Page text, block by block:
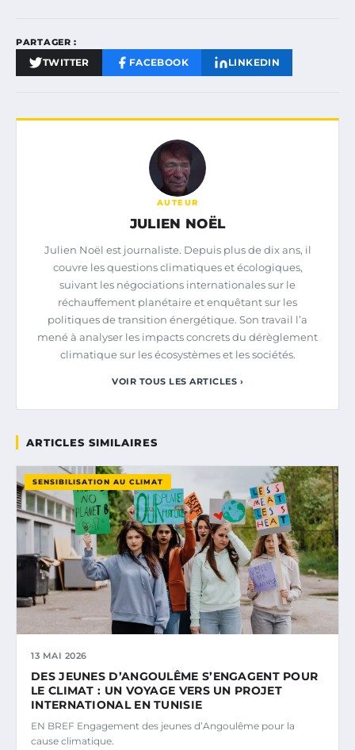
PARTAGER :
TWITTER FACEBOOK LINKEDIN
AUTEUR
JULIEN NOËL
Julien Noël est journaliste. Depuis plus de dix ans, il
couvre les questions climatiques et écologiques,
suivant les négociations internationales sur le
réchauffement planétaire et enquêtant sur les
politiques de transition énergétique. Son travail l’a
mené à analyser les impacts concrets du dérèglement
climatique sur les écosystèmes et les sociétés.
VOIR TOUS LES ARTICLES ›
ARTICLES SIMILAIRES
SENSIBILISATION AU CLIMAT
13 MAI 2026
DES JEUNES D’ANGOULÊME S’ENGAGENT POUR
LE CLIMAT : UN VOYAGE VERS UN PROJET
INTERNATIONAL EN TUNISIE
EN BREF Engagement des jeunes d’Angoulême pour la
cause climatique.